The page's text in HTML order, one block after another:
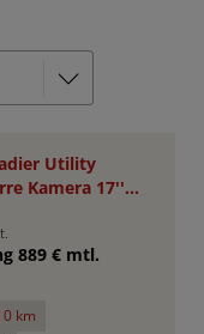
Utility
Kamera 17''
889 € mtl.
0 km